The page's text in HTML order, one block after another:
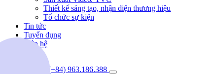
Thiết kế sáng tạo, nhận diện thương hiệu
Tổ chức sự kiện
Tin tức
Tuyển dụng
Liên hệ
(+84) 963.186.388